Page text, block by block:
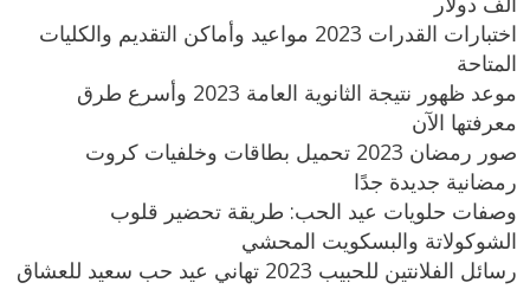
اختبارات القدرات 2023 مواعيد وأماكن التقديم والكليات
المتاحة
موعد ظهور نتيجة الثانوية العامة 2023 وأسرع طرق
معرفتها الآن
صور رمضان 2023 تحميل بطاقات وخلفيات كروت
رمضانية جديدة جدًا
وصفات حلويات عيد الحب: طريقة تحضير قلوب
الشوكولاتة والبسكويت المحشي
رسائل الفلانتين للحبيب 2023 تهاني عيد حب سعيد للعشاق